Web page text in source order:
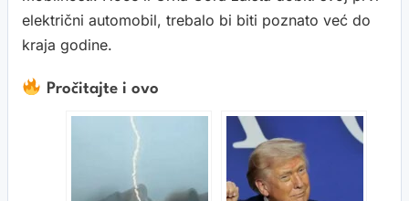
električni automobil, trebalo bi biti poznato već do
kraja godine.
Pročitajte i ovo